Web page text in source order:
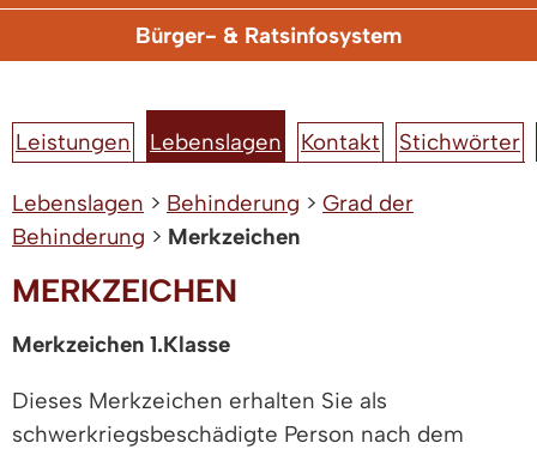
Bürger- & Ratsinfosystem
Leistungen Lebenslagen Kontakt Stichwörter
Lebenslagen > Behinderung > Grad der
Behinderung > Merkzeichen
MERKZEICHEN
Merkzeichen 1.Klasse
Dieses Merkzeichen erhalten Sie als
schwerkriegsbeschädigte Person nach dem